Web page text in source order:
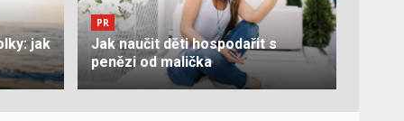
jak
PR
Jak naučit děti hospodařit s
penězi od malička